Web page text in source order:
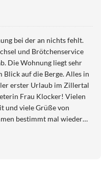
bei der an nichts fehlt.
und Brötchenservice
Die Wohnung liegt sehr
auf die Berge. Alles in
erster Urlaub im Zillertal
Frau Klocker! Vielen
und viele Grüße von
bestimmt mal wieder